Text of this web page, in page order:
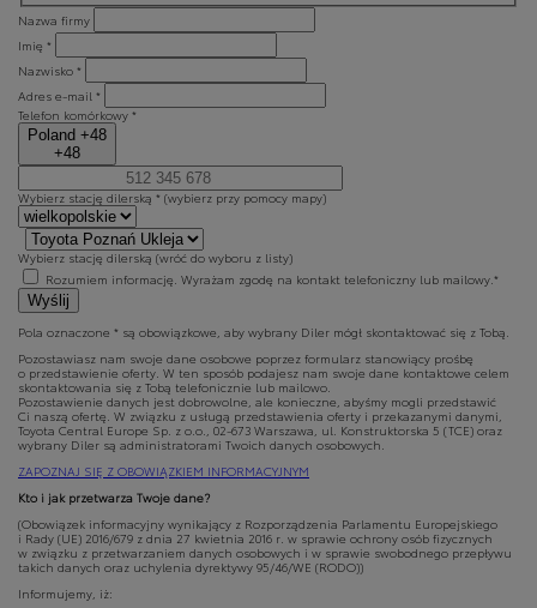
Nazwa firmy
Imię *
Nazwisko *
Adres e‑mail *
Telefon komórkowy *
Poland +48
+48
Wybierz stację dilerską * (wybierz przy pomocy mapy)
Wybierz stację dilerską (wróć do wyboru z listy)
Rozumiem informację. Wyrażam zgodę na kontakt telefoniczny lub mailowy.*
Wyślij
Pola oznaczone * są obowiązkowe, aby wybrany Diler mógł skontaktować się z Tobą.
Pozostawiasz nam swoje dane osobowe poprzez formularz stanowiący prośbę
o przedstawienie oferty. W ten sposób podajesz nam swoje dane kontaktowe celem
skontaktowania się z Tobą telefonicznie lub mailowo.
Pozostawienie danych jest dobrowolne, ale konieczne, abyśmy mogli przedstawić
Ci naszą ofertę. W związku z usługą przedstawienia oferty i przekazanymi danymi,
Toyota Central Europe Sp. z o.o., 02-673 Warszawa, ul. Konstruktorska 5 (TCE) oraz
wybrany Diler są administratorami Twoich danych osobowych.
ZAPOZNAJ SIĘ Z OBOWIĄZKIEM INFORMACYJNYM
Kto i jak przetwarza Twoje dane?
(Obowiązek informacyjny wynikający z Rozporządzenia Parlamentu Europejskiego
i Rady (UE) 2016/679 z dnia 27 kwietnia 2016 r. w sprawie ochrony osób fizycznych
w związku z przetwarzaniem danych osobowych i w sprawie swobodnego przepływu
takich danych oraz uchylenia dyrektywy 95/46/WE (RODO))
Informujemy, iż: